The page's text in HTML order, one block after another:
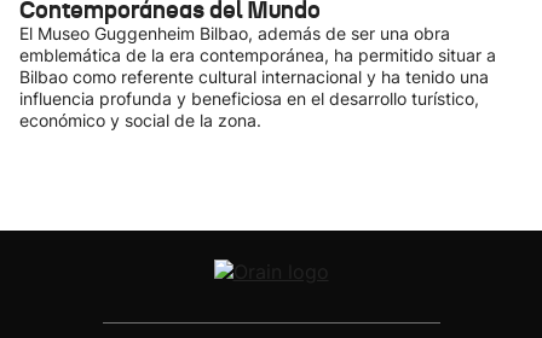
Contemporáneas del Mundo
El Museo Guggenheim Bilbao, además de ser una obra
emblemática de la era contemporánea, ha permitido situar a
Bilbao como referente cultural internacional y ha tenido una
influencia profunda y beneficiosa en el desarrollo turístico,
económico y social de la zona.